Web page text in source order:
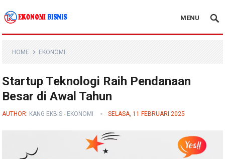
Kanal Ekonomi Bisnis
MENU
HOME EKONOMI
Startup Teknologi Raih Pendanaan
Besar di Awal Tahun
AUTHOR: KANG EKBIS - EKONOMI SELASA, 11 FEBRUARI 2025